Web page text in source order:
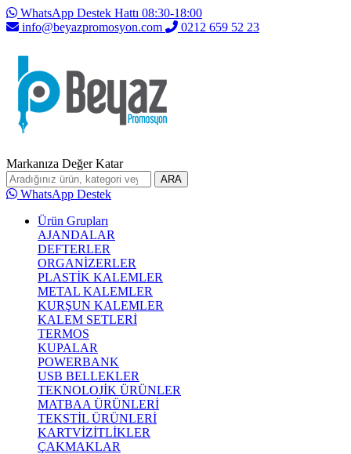
WhatsApp Destek Hattı 08:30-18:00
info@beyazpromosyon.com
0212 659 52 23
Markanıza Değer Katar
ARA
WhatsApp Destek
Ürün Grupları
AJANDALAR
DEFTERLER
ORGANİZERLER
PLASTİK KALEMLER
METAL KALEMLER
KURŞUN KALEMLER
KALEM SETLERİ
TERMOS
KUPALAR
POWERBANK
USB BELLEKLER
TEKNOLOJİK ÜRÜNLER
MATBAA ÜRÜNLERİ
TEKSTİL ÜRÜNLERİ
KARTVİZİTLİKLER
ÇAKMAKLAR